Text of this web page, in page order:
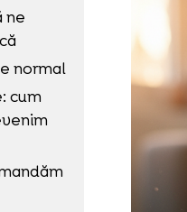
ne
normal
cum